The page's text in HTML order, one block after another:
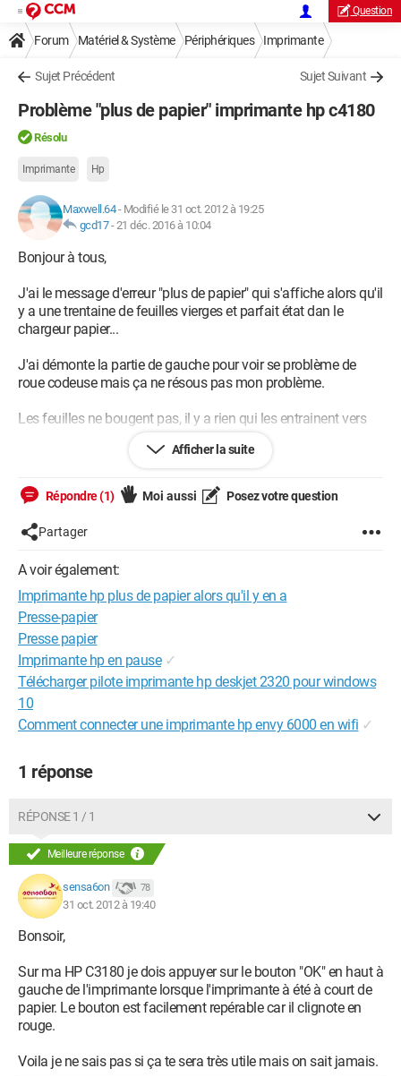
Question
Forum Matériel & Système Périphériques Imprimante
Sujet Précédent Sujet Suivant
Problème "plus de papier" imprimante hp c4180
Résolu
Imprimante Hp
Maxwell.64- Modifié le 31 oct. 2012 à 19:25
gcd17-21 déc. 2016 à 10:04
Bonjour à tous,
J'ai le message d'erreur "plus de papier" qui s'affiche alors qu'il
y a une trentaine de feuilles vierges et parfait état dan le
chargeur papier...
J'ai démonte la partie de gauche pour voir se problème de
roue codeuse mais ça ne résous pas mon problème.
Les feuilles ne bougent pas, il y a rien qui les entrainent vers
Il y a 2 roues ( sur des petits bras) poser sur les feuilles : le
Je vous remercie d'avance de votre aide toutes remarques ou
aide sera la bienvenu.
Afficher la suite
Répondre (1) Moi aussi Posez votre question
Partager
A voir également:
Imprimante hp plus de papier alors qu'il y en a
Presse-papier
Presse papier
Imprimante hp en pause ✓
Télécharger pilote imprimante hp deskjet 2320 pour windows
10
Comment connecter une imprimante hp envy 6000 en wifi ✓
1 réponse
RÉPONSE 1 / 1
Meilleure réponse
sensa6on 78
31 oct. 2012 à 19:40
Bonsoir,
Sur ma HP C3180 je dois appuyer sur le bouton "OK" en haut à
gauche de l'imprimante lorsque l'imprimante à été à court de
papier. Le bouton est facilement repérable car il clignote en
rouge.
Voila je ne sais pas si ça te sera très utile mais on sait jamais.